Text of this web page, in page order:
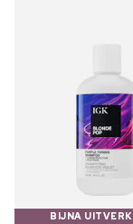
BIJNA